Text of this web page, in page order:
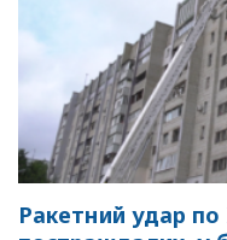
Ракетний удар по